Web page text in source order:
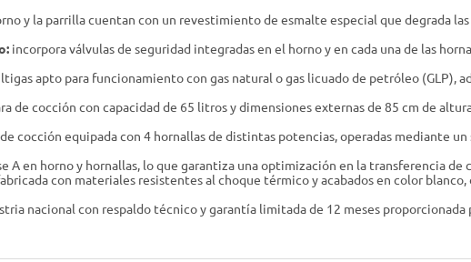
y la parrilla cuentan con un revestimiento de esmalte especial que degrada
incorpora válvulas de seguridad integradas en el horno y en cada una de las
apto para funcionamiento con gas natural o gas licuado de petróleo (GLP),
de cocción con capacidad de 65 litros y dimensiones externas de 85 cm de
cocción equipada con 4 hornallas de distintas potencias, operadas mediante
A en horno y hornallas, lo que garantiza una optimización en la transferencia de
con materiales resistentes al choque térmico y acabados en color
nacional con respaldo técnico y garantía limitada de 12 meses proporcionada